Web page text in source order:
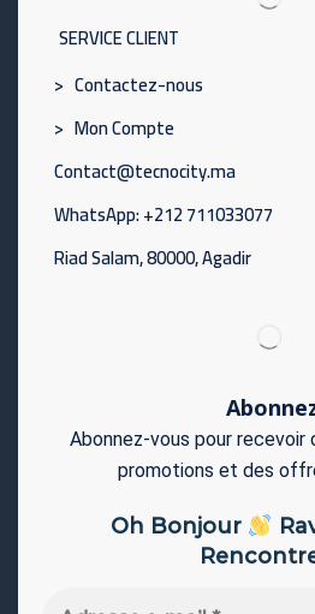
SERVICE CLIENT
> Contactez-nous
> Mon Compte
Contact@tecnocity.ma
WhatsApp: +212 711033077
Riad Salam, 80000, Agadir
Abonnez-vous pour recevoir
promotions et des
Oh Bonjour